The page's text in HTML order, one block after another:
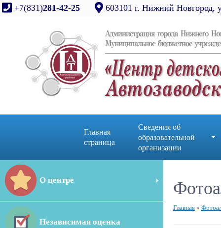
+7(831)281-42-25 603101 г. Нижний Новгород,
Главная
страница
Сведения об
образовательной
организации
О центре
Независимая оценка
Главная »